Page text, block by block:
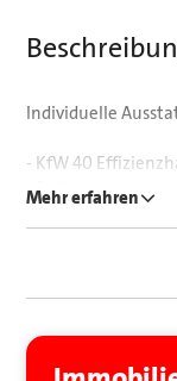
Individuelle
- KfW 40
- Balkon
Haustechnik und
begeistert und
Mehr erfahren